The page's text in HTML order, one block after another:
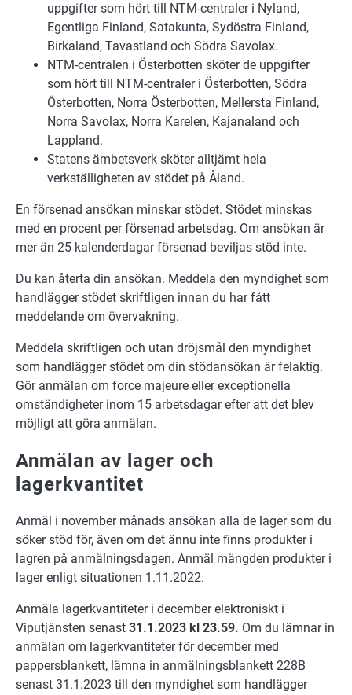
uppgifter som hört till NTM-centraler i Nyland,
Egentliga Finland, Satakunta, Sydöstra Finland,
Birkaland, Tavastland och Södra Savolax.
NTM-centralen i Österbotten sköter de uppgifter
som hört till NTM-centraler i Österbotten, Södra
Österbotten, Norra Österbotten, Mellersta Finland,
Norra Savolax, Norra Karelen, Kajanaland och
Lappland.
Statens ämbetsverk sköter alltjämt hela
verkställigheten av stödet på Åland.
En försenad ansökan minskar stödet. Stödet minskas
med en procent per försenad arbetsdag. Om ansökan är
mer än 25 kalenderdagar försenad beviljas stöd inte.
Du kan återta din ansökan. Meddela den myndighet som
handlägger stödet skriftligen innan du har fått
meddelande om övervakning.
Meddela skriftligen och utan dröjsmål den myndighet
som handlägger stödet om din stödansökan är felaktig.
Gör anmälan om force majeure eller exceptionella
omständigheter inom 15 arbetsdagar efter att det blev
möjligt att göra anmälan.
Anmälan av lager och
lagerkvantitet
Anmäl i november månads ansökan alla de lager som du
söker stöd för, även om det ännu inte finns produkter i
lagren på anmälningsdagen. Anmäl mängden produkter i
lager enligt situationen 1.11.2022.
Anmäla lagerkvantiteter i december elektroniskt i
Viputjänsten senast 31.1.2023 kl 23.59. Om du lämnar in
anmälan om lagerkvantiteter för december med
pappersblankett, lämna in anmälningsblankett 228B
senast 31.1.2023 till den myndighet som handlägger